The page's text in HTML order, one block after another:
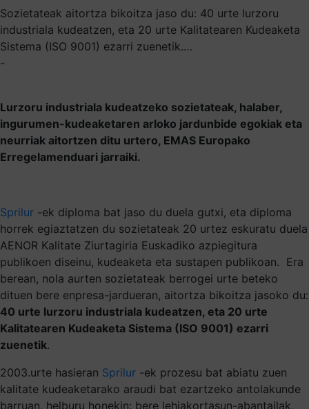
Sozietateak aitortza bikoitza jaso du: 40 urte lurzoru
industriala kudeatzen, eta 20 urte Kalitatearen Kudeaketa
Sistema (ISO 9001) ezarri zuenetik.…
-
Lurzoru industriala kudeatzeko sozietateak, halaber,
ingurumen-kudeaketaren arloko jardunbide egokiak eta
neurriak aitortzen ditu urtero, EMAS Europako
Erregelamenduari jarraiki.
Sprilur -ek diploma bat jaso du duela gutxi, eta diploma
horrek egiaztatzen du sozietateak 20 urtez eskuratu duela
AENOR Kalitate Ziurtagiria Euskadiko azpiegitura
publikoen diseinu, kudeaketa eta sustapen publikoan. Era
berean, nola aurten sozietateak berrogei urte beteko
dituen bere enpresa-jardueran, aitortza bikoitza jasoko du:
40 urte lurzoru industriala kudeatzen, eta 20 urte
Kalitatearen Kudeaketa Sistema (ISO 9001) ezarri
zuenetik.
2003.urte hasieran Sprilur -ek prozesu bat abiatu zuen
kalitate kudeaketarako araudi bat ezartzeko antolakunde
barruan, helburu honekin: bere lehiakortasun-abantailak,